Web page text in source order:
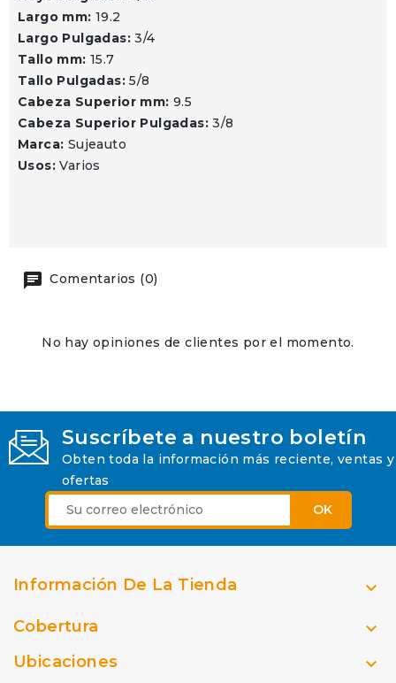
Largo mm: 19.2
Largo Pulgadas:3/4
Tallo mm: 15.7
Tallo Pulgadas:5/8
Cabeza Superior mm: 9.5
Cabeza Superior Pulgadas:3/8
Marca: Sujeauto
Usos: Varios
Comentarios (0)
No hay opiniones de clientes por el momento.
Suscríbete a nuestro boletín
Obten toda la información más reciente, ventas y
ofertas
Información De La Tienda 
Cobertura 
Ubicaciones 